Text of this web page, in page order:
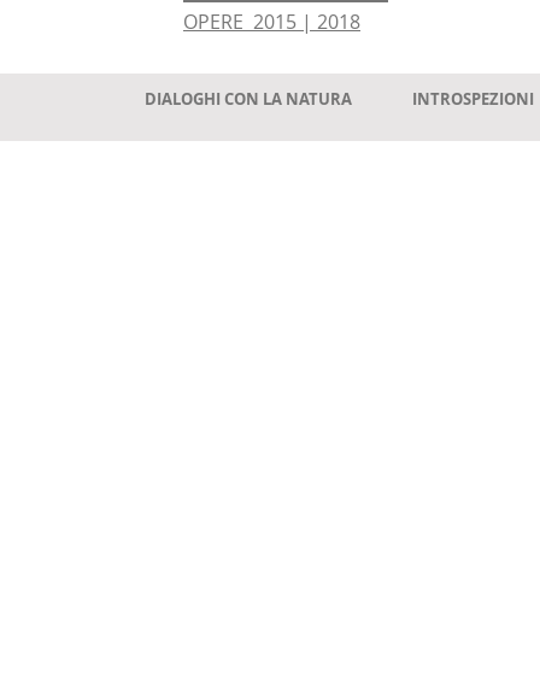
OPERE 2015 | 2018
DIALOGHI CON LA NATURA INTROSPEZIONI